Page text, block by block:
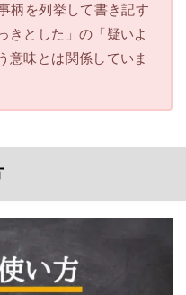
柄を列挙して書き記す
きとした」の「疑いよ
意味とは関係していま